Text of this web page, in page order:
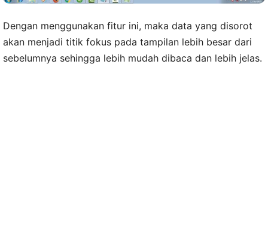
Dengan menggunakan fitur ini, maka data yang disorot
akan menjadi titik fokus pada tampilan lebih besar dari
sebelumnya sehingga lebih mudah dibaca dan lebih jelas.